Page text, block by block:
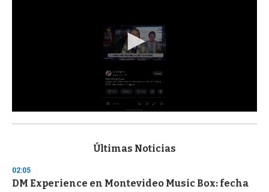
s
d
s
Últimas Noticias
02:05
DM Experience en Montevideo Music Box: fecha